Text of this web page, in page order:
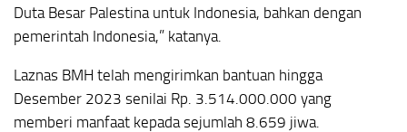
Duta Besar Palestina untuk Indonesia, bahkan dengan
pemerintah Indonesia,” katanya.
Laznas BMH telah mengirimkan bantuan hingga
Desember 2023 senilai Rp. 3.514.000.000 yang
memberi manfaat kepada sejumlah 8.659 jiwa.